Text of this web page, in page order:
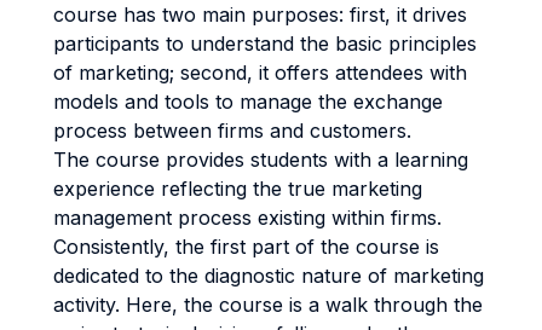
course has two main purposes: first, it drives
participants to understand the basic principles
of marketing; second, it offers attendees with
models and tools to manage the exchange
process between firms and customers.
The course provides students with a learning
experience reflecting the true marketing
management process existing within firms.
Consistently, the first part of the course is
dedicated to the diagnostic nature of marketing
activity. Here, the course is a walk through the